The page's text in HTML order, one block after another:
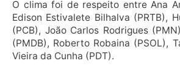
O clima foi de respeito entre Ana
Edison Estivalete Bilhalva (PRTB),
(PCB), João Carlos Rodrigues
(PMDB), Roberto Robaina (PSOL),
Vieira da Cunha (PDT).